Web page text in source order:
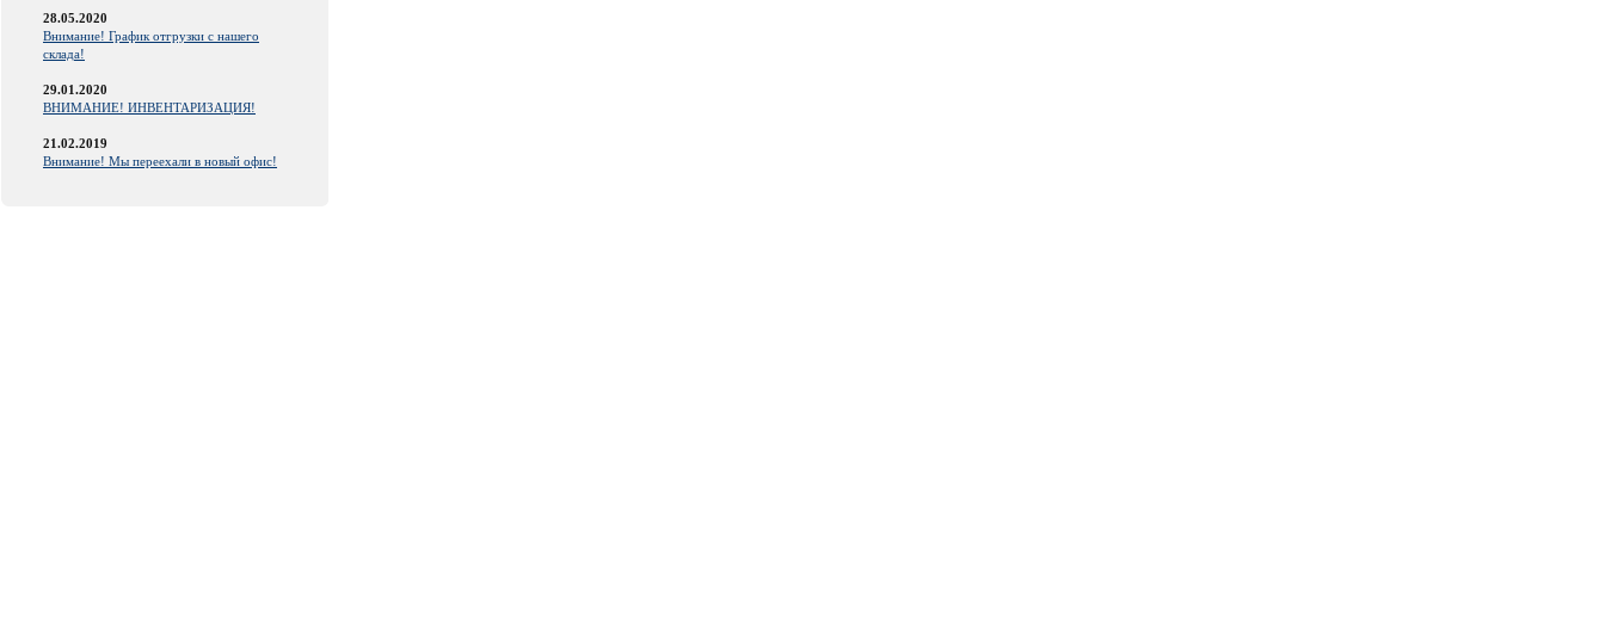
28.05.2020
Внимание! График отгрузки с нашего
склада!
29.01.2020
ВНИМАНИЕ! ИНВЕНТАРИЗАЦИЯ!
21.02.2019
Внимание! Мы переехали в новый офис!